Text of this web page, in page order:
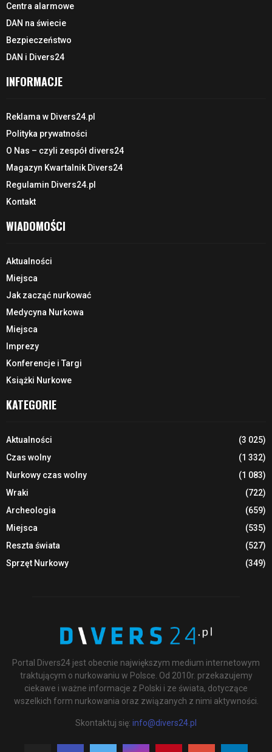
Centra alarmowe
DAN na świecie
Bezpieczeństwo
DAN i Divers24
INFORMACJE
Reklama w Divers24.pl
Polityka prywatności
O Nas – czyli zespół divers24
Magazyn Kwartalnik Divers24
Regulamin Divers24.pl
Kontakt
WIADOMOŚCI
Aktualności
Miejsca
Jak zacząć nurkować
Medycyna Nurkowa
Miejsca
Imprezy
Konferencje i Targi
Książki Nurkowe
KATEGORIE
Aktualności
(3 025)
Czas wolny
(1 332)
Nurkowy czas wolny
(1 083)
Wraki
(722)
Archeologia
(659)
Miejsca
(535)
Reszta świata
(527)
Sprzęt Nurkowy
(349)
Portal Divers24 jest obecnie największym medium internetowym
traktującym o nurkowaniu w Polsce. Od 2010r. przekazujemy
ciekawe i ważne informacje z Polski i ze świata, dotyczące
wszelkich form nurkowania oraz związanych z nimi aktywności.
Skontaktuj się: info@divers24.pl